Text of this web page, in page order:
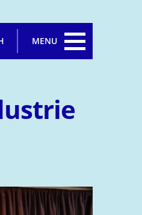
MENU